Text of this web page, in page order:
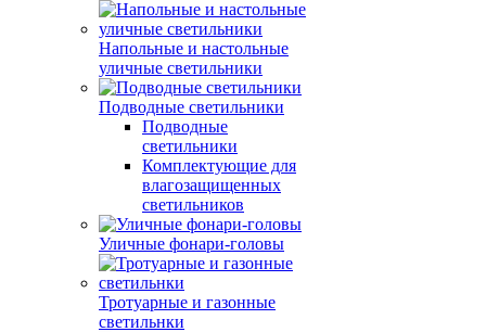
Напольные и настольные
уличные светильники
Подводные светильники
Подводные
светильники
Комплектующие для
влагозащищенных
светильников
Уличные фонари-головы
Тротуарные и газонные
светильнки